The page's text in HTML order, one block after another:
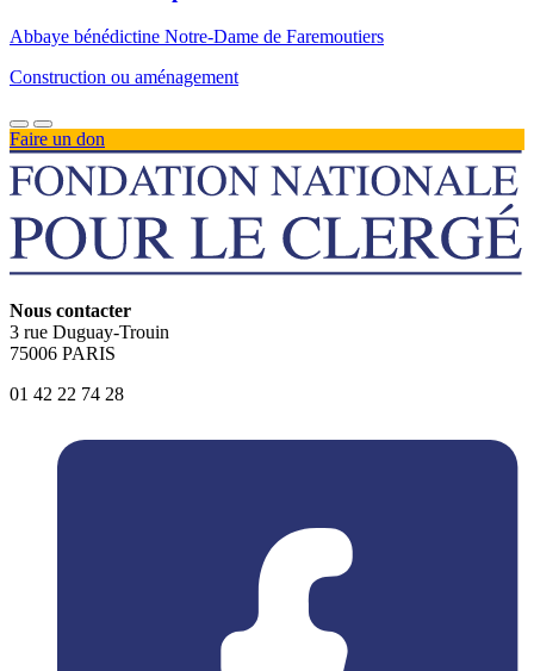
Abbaye bénédictine Notre-Dame de Faremoutiers
Construction ou aménagement
Faire un don
Nous contacter
3 rue Duguay-Trouin
75006 PARIS
01 42 22 74 28